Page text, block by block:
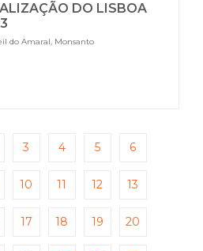
DO LISBOA
do Amaral, Monsanto
3 4 5 6
10 11 12 13
17 18 19 20